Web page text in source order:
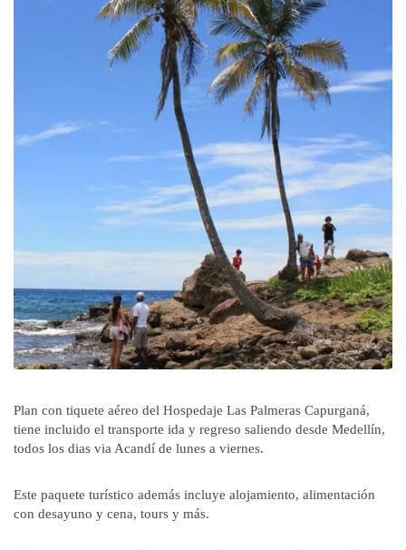
Plan con tiquete aéreo del Hospedaje Las Palmeras Capurganá,
tiene incluido el transporte ida y regreso saliendo desde Medellín,
todos los dias via Acandí de lunes a viernes.
Este paquete turístico además incluye alojamiento, alimentación
con desayuno y cena, tours y más.